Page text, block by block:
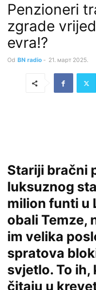
Penzioneri
zgrade
evra!?
Od BN radio - 21. март 2025.
Stariji bračni
luksuznog
milion funti u
obali Temze,
im velika
spratova
svjetlo. To ih,
čitaju u